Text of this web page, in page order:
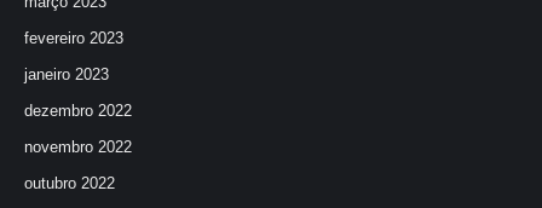
fevereiro 2023
janeiro 2023
dezembro 2022
novembro 2022
outubro 2022